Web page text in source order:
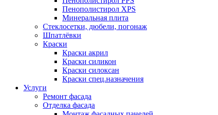
Пенополистирол XPS
Минеральная плита
Стеклосетки, дюбели, погонаж
Шпатлёвки
Краски
Краски акрил
Краски силикон
Краски силоксан
Краски спец.назначения
Услуги
Ремонт фасада
Отделка фасада